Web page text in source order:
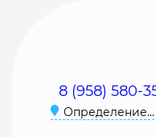
8 (958) 580-
Определение...